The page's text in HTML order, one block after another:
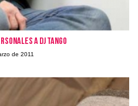
a Dj Tango
de 2011